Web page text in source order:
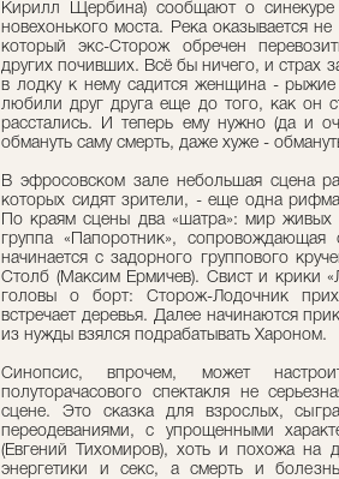
Кирилл Щербина) сообщают о
новехонького моста. Река оказывается
который экс-Сторож обречен
других почивших. Всё бы ничего, и страх
в лодку к нему садится женщина -
любили друг друга еще до того, как он
расстались. И теперь ему нужно (да и
обмануть саму смерть, даже хуже -
В эфросовском зале небольшая сцена
которых сидят зрители, - еще одна
По краям сцены два «шатра»: мир
группа «Папоротник»,
начинается с задорного группового
Столб (Максим Ермичев). Свист и крики
головы о борт: Сторож-Лодочник
встречает деревья. Далее начинаются
из нужды взялся подрабатывать Хароном.
Синопсис, впрочем, может
полуторачасового спектакля не
сцене. Это сказка для взрослых,
переодеваниями, с упрощенными
(Евгений Тихомиров), хоть и похожа на
энергетики и секс, а смерть и